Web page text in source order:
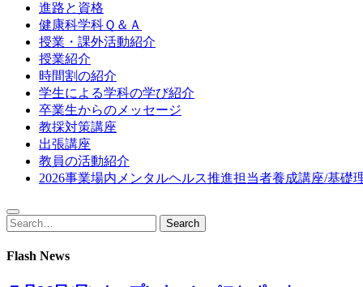
進路と資格
健康科学科Ｑ＆Ａ
授業・課外活動紹介
授業紹介
時間割の紹介
学生による学科の学び紹介
卒業生からのメッセージ
教採対策講座
出張講座
教員の活動紹介
2026事業場内メンタルヘルス推進担当者養成講座/基礎
Search
for:
Search
Flash News